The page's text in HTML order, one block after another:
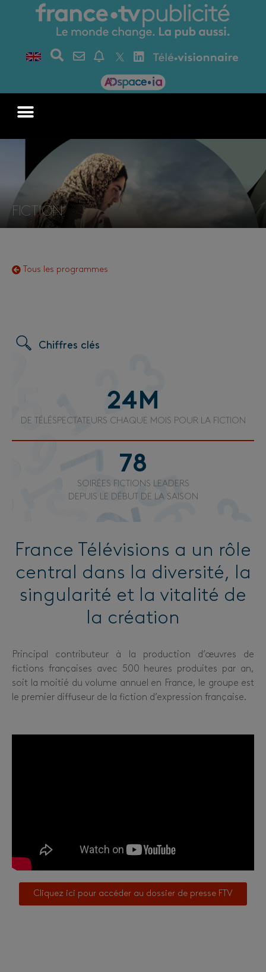
FICTION
Tous les programmes
Chiffres clés
24M
DE TÉLÉSPECTATEURS CHAQUE MOIS POUR LA FICTION
78
SOIRÉES FICTIONS LEADERS
DEPUIS LE DÉBUT DE LA SAISON
France Télévisions a un rôle
central dans la diversité, la
singularité et la vitalité de
la création
Principal contributeur à la production d’œuvres de
fictions françaises avec 500 heures produites par an,
soit la moitié du volume annuel en France, le groupe est
le premier diffuseur de la fiction d’expression française.
Cliquez ici pour accéder au dossier de presse FTV